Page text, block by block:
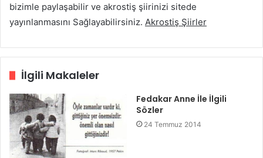
bizimle paylaşabilir ve akrostiş şiirinizi sitede
yayınlanmasını Sağlayabilirsiniz. Akrostiş Şiirler
İlgili Makaleler
Fedakar Anne İle İlgili
Sözler
24 Temmuz 2014